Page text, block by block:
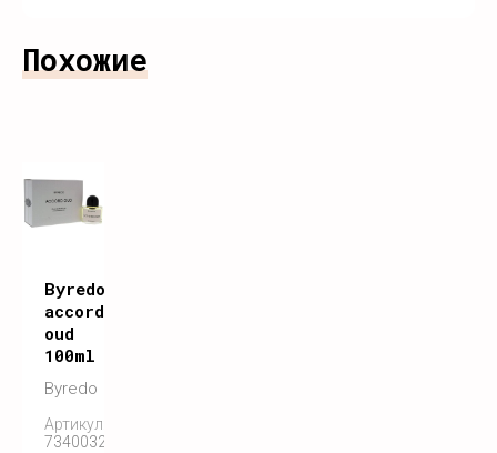
Похожие
Byredo
accord
oud
100ml
Byredo
Артикул:
7340032860351